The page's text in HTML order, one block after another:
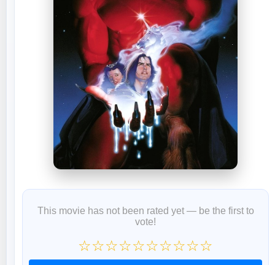
This movie has not been rated yet — be the first to
vote!
☆☆☆☆☆☆☆☆☆☆